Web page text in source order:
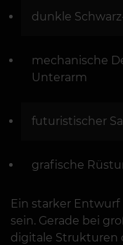
dunkle
mechanische
Unterarm
futuristischer
grafische
Ein starker
sein. Gerade bei
digitale Strukturen